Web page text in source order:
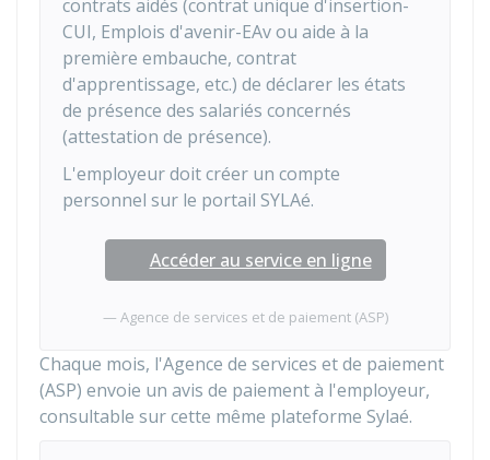
contrats aidés (contrat unique d'insertion-
CUI, Emplois d'avenir-EAv ou aide à la
première embauche, contrat
d'apprentissage, etc.) de déclarer les états
de présence des salariés concernés
(attestation de présence).
L'employeur doit créer un compte
personnel sur le portail SYLAé.
Accéder au service en ligne
Agence de services et de paiement (ASP)
Chaque mois, l'Agence de services et de paiement
(ASP) envoie un avis de paiement à l'employeur,
consultable sur cette même plateforme Sylaé.